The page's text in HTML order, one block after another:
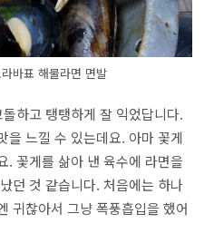
바표 해물라면 면발
하고 탱탱하게 잘 익었답니다.
을 느낄 수 있는데요. 아마 꽃게
. 꽃게를 삶아 낸 육수에 라면을
던 것 같습니다. 처음에는 하나
귀찮아서 그냥 폭풍흡입을 했어